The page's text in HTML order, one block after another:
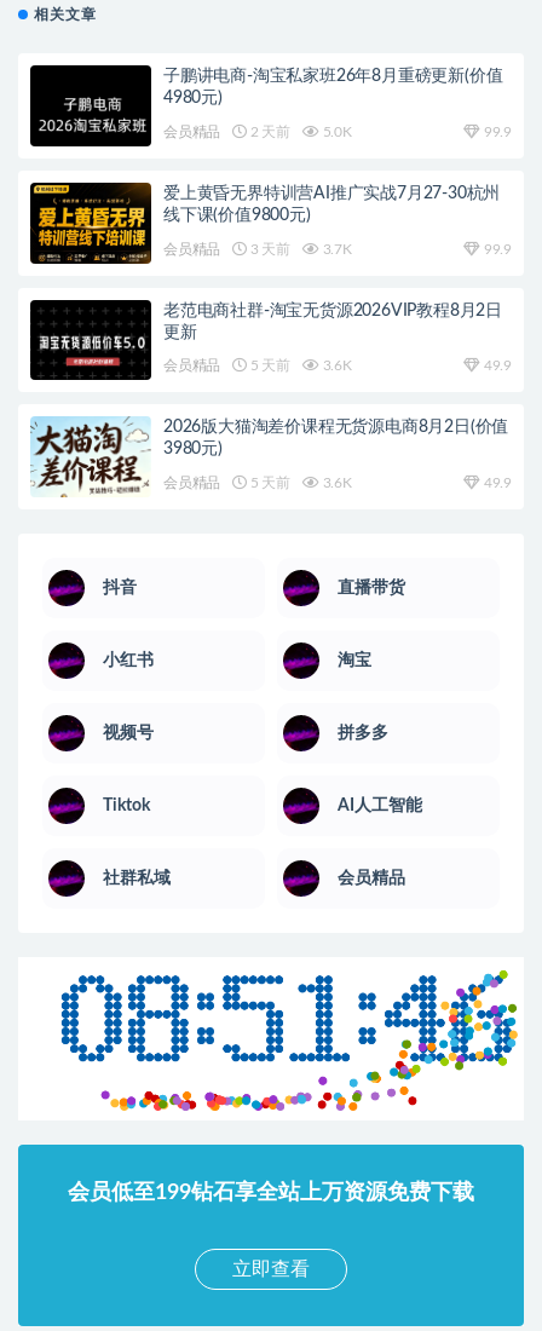
相关文章
子鹏讲电商-淘宝私家班26年8月重磅更新(价值
4980元)
会员精品 2 天前 5.0K 99.9
爱上黄昏无界特训营AI推广实战7月27-30杭州
线下课(价值9800元)
会员精品 3 天前 3.7K 99.9
老范电商社群-淘宝无货源2026VIP教程8月2日
更新
会员精品 5 天前 3.6K 49.9
2026版大猫淘差价课程无货源电商8月2日(价值
3980元)
会员精品 5 天前 3.6K 49.9
抖音 直播带货
小红书 淘宝
视频号 拼多多
Tiktok AI人工智能
社群私域 会员精品
会员低至199钻石享全站上万资源免费下载
立即查看